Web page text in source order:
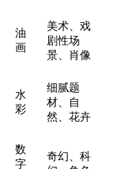
油
画
美术、戏
剧性场
景、肖像
水
彩
细腻题
材、自
然、花卉
数
字
奇幻、科